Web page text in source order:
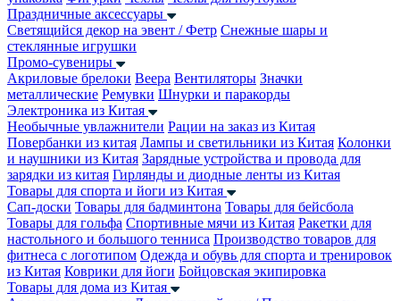
Праздничные аксессуары
Светящийся декор на эвент / Фетр Снежные шары и
стеклянные игрушки
Промо-сувениры
Акриловые брелоки Веера Вентиляторы Значки
металлические Ремувки Шнурки и паракорды
Электроника из Китая
Необычные увлажнители Рации на заказ из Китая
Повербанки из китая Лампы и светильники из Китая Колонки
и наушники из Китая Зарядные устройства и провода для
зарядки из китая Гирлянды и диодные ленты из Китая
Товары для спорта и йоги из Китая
Сап-доски Товары для бадминтона Товары для бейсбола
Товары для гольфа Спортивные мячи из Китая Ракетки для
настольного и большого тенниса Производство товаров для
фитнеса с логотипом Одежда и обувь для спорта и тренировок
из Китая Коврики для йоги Бойцовская экипировка
Товары для дома из Китая